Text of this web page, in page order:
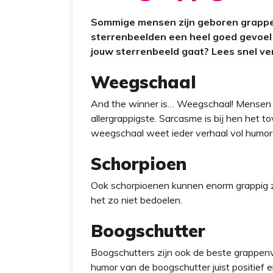
Sommige mensen zijn geboren
sterrenbeelden een heel goed
jouw sterrenbeeld gaat? Lees snel
Weegschaal
And the winner is… Weegschaal!
allergrappigste. Sarcasme is bij hen het
weegschaal weet ieder verhaal vol
Schorpioen
Ook schorpioenen kunnen enorm
het zo niet bedoelen.
Boogschutter
Boogschutters zijn ook de beste
humor van de boogschutter juist positief